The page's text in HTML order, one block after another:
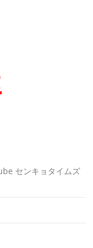
センキョタイムズ